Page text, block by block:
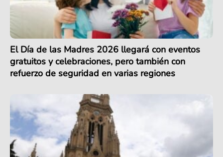
El Día de las Madres 2026 llegará con eventos
gratuitos y celebraciones, pero también con
refuerzo de seguridad en varias regiones